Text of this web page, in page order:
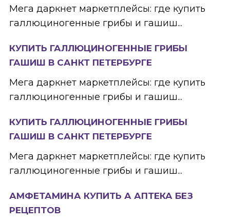
Мега даркнет маркетплейсы: где купить
галлюциногенные грибы и гашиш...
КУПИТЬ ГАЛЛЮЦИНОГЕННЫЕ ГРИБЫ
ГАШИШ В САНКТ ПЕТЕРБУРГЕ
Мега даркнет маркетплейсы: где купить
галлюциногенные грибы и гашиш...
КУПИТЬ ГАЛЛЮЦИНОГЕННЫЕ ГРИБЫ
ГАШИШ В САНКТ ПЕТЕРБУРГЕ
Мега даркнет маркетплейсы: где купить
галлюциногенные грибы и гашиш...
АМФЕТАМИНА КУПИТЬ А АПТЕКА БЕЗ
РЕЦЕПТОВ